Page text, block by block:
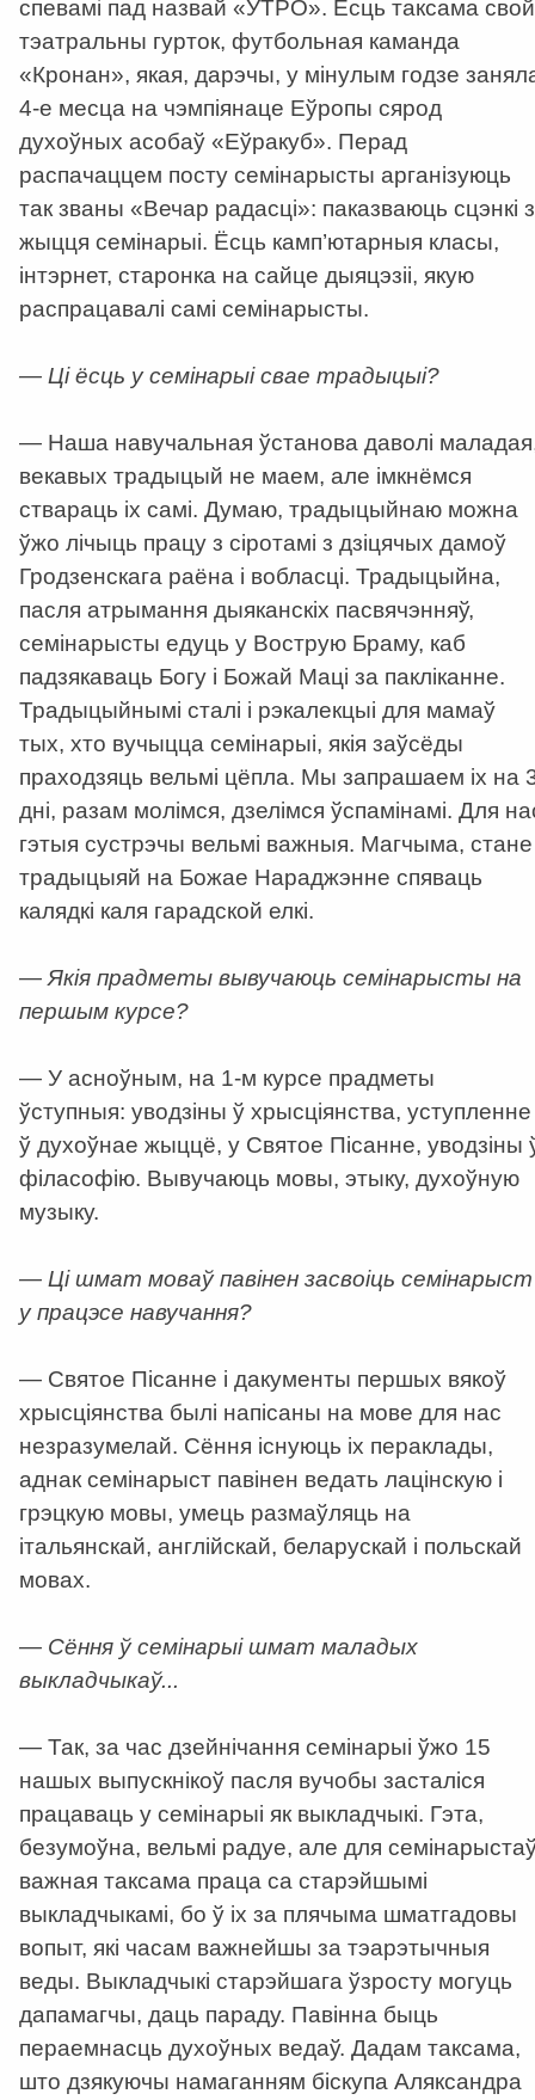
спевамі пад назвай «УТРО». Ёсць таксама свой
тэатральны гурток, футбольная каманда
«Кронан», якая, дарэчы, у мінулым годзе
4-е месца на чэмпіянаце Еўропы сярод
духоўных асобаў «Еўракуб». Перад
распачаццем посту семінарысты арганізуюць
так званы «Вечар радасці»: паказваюць сцэнкі з
жыцця семінарыі. Ёсць камп’ютарныя класы,
інтэрнет, старонка на сайце дыяцэзіі, якую
распрацавалі самі семінарысты.
— Ці ёсць у семінарыі свае традыцыі?
— Наша навучальная ўстанова даволі
векавых традыцый не маем, але імкнёмся
ствараць іх самі. Думаю, традыцыйнаю можна
ўжо лічыць працу з сіротамі з дзіцячых дамоў
Гродзенскага раёна і вобласці. Традыцыйна,
пасля атрымання дыяканскіх пасвячэнняў,
семінарысты едуць у Вострую Браму, каб
падзякаваць Богу і Божай Маці за пакліканне.
Традыцыйнымі сталі і рэкалекцыі для мамаў
тых, хто вучыцца семінарыі, якія заўсёды
праходзяць вельмі цёпла. Мы запрашаем іх на
дні, разам молімся, дзелімся ўспамінамі. Для
гэтыя сустрэчы вельмі важныя. Магчыма, стане
традыцыяй на Божае Нараджэнне спяваць
калядкі каля гарадской елкі.
— Якія прадметы вывучаюць семінарысты на
першым курсе?
— У асноўным, на 1-м курсе прадметы
ўступныя: уводзіны ў хрысціянства, уступленне
ў духоўнае жыццё, у Святое Пісанне, уводзіны
філасофію. Вывучаюць мовы, этыку, духоўную
музыку.
— Ці шмат моваў павінен засвоіць семінарыст
у працэсе навучання?
— Святое Пісанне і дакументы першых вякоў
хрысціянства былі напісаны на мове для нас
незразумелай. Сёння існуюць іх пераклады,
аднак семінарыст павінен ведать лацінскую і
грэцкую мовы, умець размаўляць на
італьянскай, англійскай, беларускай і польскай
мовах.
— Сёння ў семінарыі шмат маладых
выкладчыкаў...
— Так, за час дзейнічання семінарыі ўжо 15
нашых выпускнікоў пасля вучобы засталіся
працаваць у семінарыі як выкладчыкі. Гэта,
безумоўна, вельмі радуе, але для
важная таксама праца са старэйшымі
выкладчыкамі, бо ў іх за плячыма шматгадовы
вопыт, які часам важнейшы за тэарэтычныя
веды. Выкладчыкі старэйшага ўзросту могуць
дапамагчы, даць параду. Павінна быць
пераемнасць духоўных ведаў. Дадам таксама,
што дзякуючы намаганням біскупа Аляксандра